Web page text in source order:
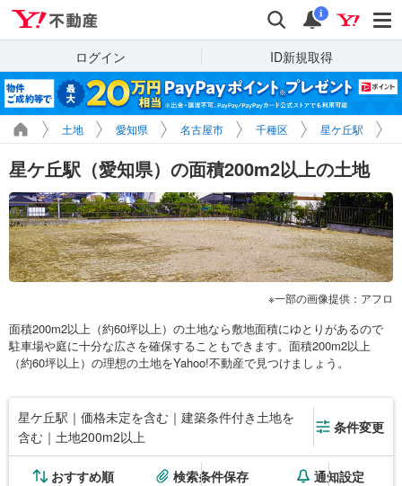
検索 通知
i
ログイン ID新規取得
土地 愛知県 名古屋市 千種区 星ケ丘駅
星ケ丘駅（愛知県）の面積200m2以上の土地
一部の画像提供：アフロ
面積200m2以上（約60坪以上）の土地なら敷地面積にゆとりがあるので
駐車場や庭に十分な広さを確保することもできます。面積200m2以上
（約60坪以上）の理想の土地をYahoo!不動産で見つけましょう。
星ケ丘駅｜価格未定を含む｜建築条件付き土地を
含む｜土地200m2以上
条件変更
おすすめ順 検索条件保存 通知設定